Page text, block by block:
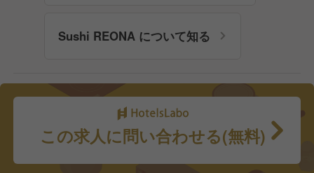
Sushi REONA について知る
この求人に問い合わせる(無料)